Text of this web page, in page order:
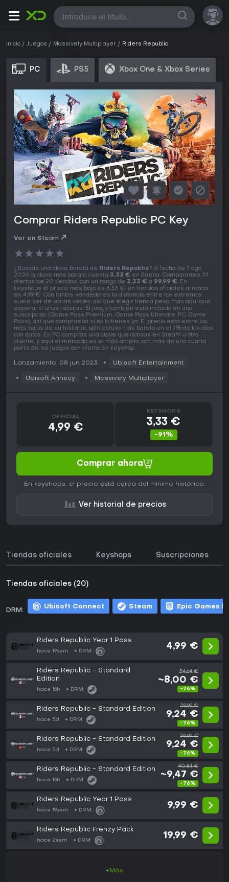
Todas
Inicio Juegos Massively Multiplayer Riders Republic
PC PS5 Xbox One & Xbox Series
Comprar Riders Republic PC Key
Ver en Steam
★★★★★
¿Buscas una clave barata de Riders Republic? A fecha de 7 ago
2026 la clave más barata cuesta 3,33 € en Eneba. Comparamos 51
ofertas de 20 tiendas, con un rango de 3,33 € a 99,99 €. En
keyshops el precio más bajo es 3,33 €, en tiendas oficiales arranca
en 4,99 €. Con tantos vendedores la distancia entre los extremos
suele ser de varias veces, así que elegir tienda pesa más aquí que
esperar a unas rebajas. El juego también está incluido en una
suscripción (Game Pass Premium, Game Pass Ultimate, PC Game
Pass), así que comprueba si no lo tienes ya. El precio está entre los
más bajos de su historial, solo estuvo más barato en el 7% de los días
con datos. En PC compras una clave que activas en Steam u otro
cliente, y aquí el mercado es el más amplio, con más de una cuarta
parte de los juegos con oferta en keyshop.
Lanzamiento: 08 jun 2023 Ubisoft Entertainment
Ubisoft Annecy Massively Multiplayer
OFFICIAL
4,99 €
KEYSHOPS
3,33 €
-91%
Comprar ahora
En keyshops, el precio está cerca del mínimo histórico.
Ver historial de precios
Tiendas oficiales Keyshops Suscripciones
Tiendas oficiales (20)
DRM: Ubisoft Connect Steam Epic Games
Riders Republic Year 1 Pass
hace 19sem DRM:
4,99 €
Riders Republic - Standard
Edition
hace 16h DRM:
34,64 €
~8,00 €
-76%
Riders Republic - Standard Edition
hace 5d DRM:
39,99 €
9,24 €
-76%
Riders Republic - Standard Edition
hace 5d DRM:
39,99 €
9,24 €
-76%
Riders Republic - Standard Edition
hace 16h DRM:
40,81 €
~9,47 €
-76%
Riders Republic Year 1 Pass
hace 19sem DRM:
9,99 €
Riders Republic Frenzy Pack
hace 2sem DRM:
19,99 €
+Más